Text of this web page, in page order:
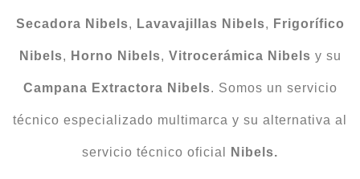
Secadora Nibels, Lavavajillas Nibels, Frigorífico
Nibels, Horno Nibels, Vitrocerámica Nibels y su
Campana Extractora Nibels. Somos un servicio
técnico especializado multimarca y su alternativa al
servicio técnico oficial Nibels.